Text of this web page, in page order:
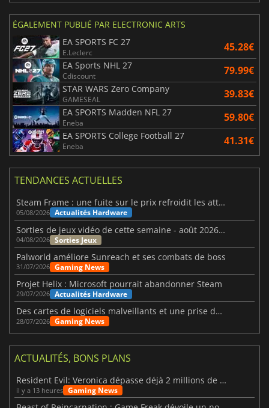
ÉGALEMENT PUBLIÉ PAR ELECTRONIC ARTS
EA SPORTS FC 27
E.Leclerc 45.28€
EA Sports NHL 27
Cdiscount 79.99€
STAR WARS Zero Company
GAMESEAL 39.83€
EA SPORTS Madden NFL 27
Eneba 59.80€
EA SPORTS College Football 27
Eneba 41.31€
TENDANCES ACTUELLES
Steam Frame : une fuite sur le prix refroidit les attentes VR
05/08/2026 Actualités Hardware
Sorties de jeux vidéo de cette semaine - août 2026 (semaine 32)
04/08/2026 Sorties Jeux
Palworld améliore Sunreach et ses combats de boss
31/07/2026 Gaming News
Projet Helix : Microsoft pourrait abandonner Steam
29/07/2026 Actualités Hardware
Des cartes de logiciels malveillants et une prise de contrôle de Discord ont touché Meccha Chameleon
28/07/2026 Gaming News
ACTUALITÉS, BONS PLANS
Resident Evil: Veronica dépasse déjà 2 millions de wishlists
il y a 13 heures Gaming News